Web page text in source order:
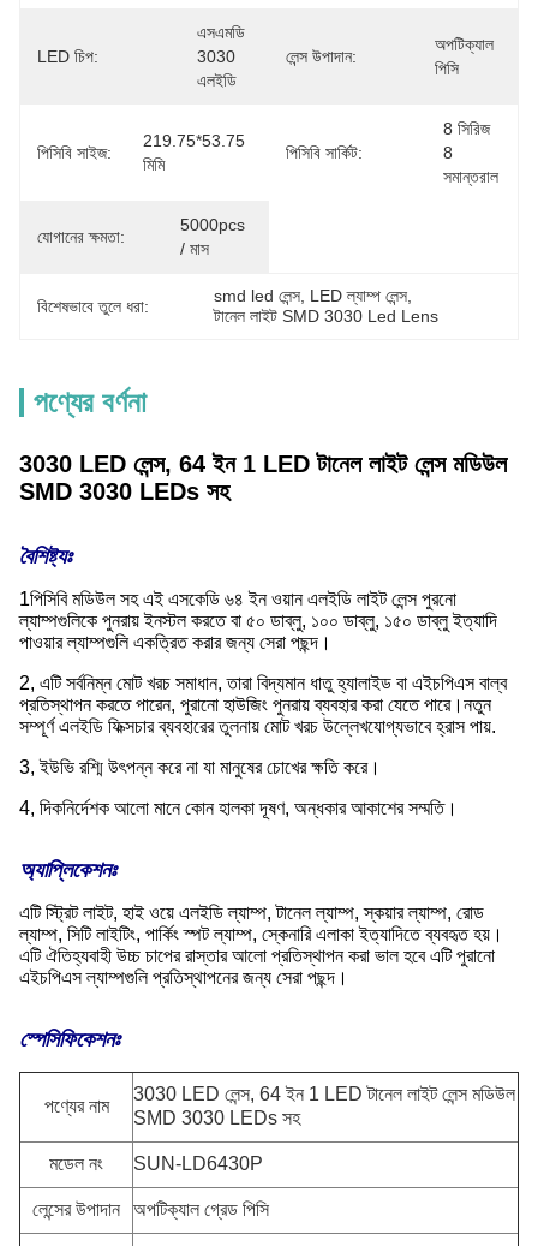
LED চিপ:
এসএমডি
3030
এলইডি
লেন্স উপাদান:
অপটিক্যাল
পিসি
পিসিবি সাইজ:
219.75*53.75
মিমি
পিসিবি সার্কিট:
8 সিরিজ
8
সমান্তরাল
যোগানের ক্ষমতা:
5000pcs
/ মাস
বিশেষভাবে তুলে ধরা:
smd led লেন্স LED ল্যাম্প লেন্স
টানেল লাইট SMD 3030 Led Lens
পণ্যের বর্ণনা
3030 LED লেন্স, 64 ইন 1 LED টানেল লাইট লেন্স মডিউল
SMD 3030 LEDs সহ
বৈশিষ্ট্যঃ
1পিসিবি মডিউল সহ এই এসকেডি ৬৪ ইন ওয়ান এলইডি লাইট লেন্স পুরনো
ল্যাম্পগুলিকে পুনরায় ইনস্টল করতে বা ৫০ ডাব্লু, ১০০ ডাব্লু, ১৫০ ডাব্লু ইত্যাদি
পাওয়ার ল্যাম্পগুলি একত্রিত করার জন্য সেরা পছন্দ।
2, এটি সর্বনিম্ন মোট খরচ সমাধান, তারা বিদ্যমান ধাতু হ্যালাইড বা এইচপিএস বাল্ব
প্রতিস্থাপন করতে পারেন, পুরানো হাউজিং পুনরায় ব্যবহার করা যেতে পারে।নতুন
সম্পূর্ণ এলইডি ফিক্সচার ব্যবহারের তুলনায় মোট খরচ উল্লেখযোগ্যভাবে হ্রাস পায়.
3, ইউভি রশ্মি উৎপন্ন করে না যা মানুষের চোখের ক্ষতি করে।
4, দিকনির্দেশক আলো মানে কোন হালকা দূষণ, অন্ধকার আকাশের সম্মতি।
অ্যাপ্লিকেশনঃ
এটি স্ট্রিট লাইট, হাই ওয়ে এলইডি ল্যাম্প, টানেল ল্যাম্প, স্কয়ার ল্যাম্প, রোড
ল্যাম্প, সিটি লাইটিং, পার্কিং স্পট ল্যাম্প, স্কেনারি এলাকা ইত্যাদিতে ব্যবহৃত হয়।
এটি ঐতিহ্যবাহী উচ্চ চাপের রাস্তার আলো প্রতিস্থাপন করা ভাল হবে এটি পুরানো
এইচপিএস ল্যাম্পগুলি প্রতিস্থাপনের জন্য সেরা পছন্দ।
স্পেসিফিকেশনঃ
পণ্যের নাম
3030 LED লেন্স, 64 ইন 1 LED টানেল লাইট লেন্স মডিউল
SMD 3030 LEDs সহ
মডেল নং SUN-LD6430P
লেন্সের উপাদান অপটিক্যাল গ্রেড পিসি